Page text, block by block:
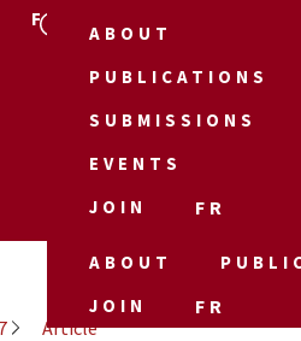
FR
ABOUT
PUBLICATIONS
SUBMISSIONS
EVENTS
JOIN
FR
ABOUT
JOIN
FR
Article